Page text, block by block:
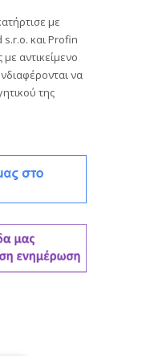
με
s.r.o. και Profin
αντικείμενο
να
της